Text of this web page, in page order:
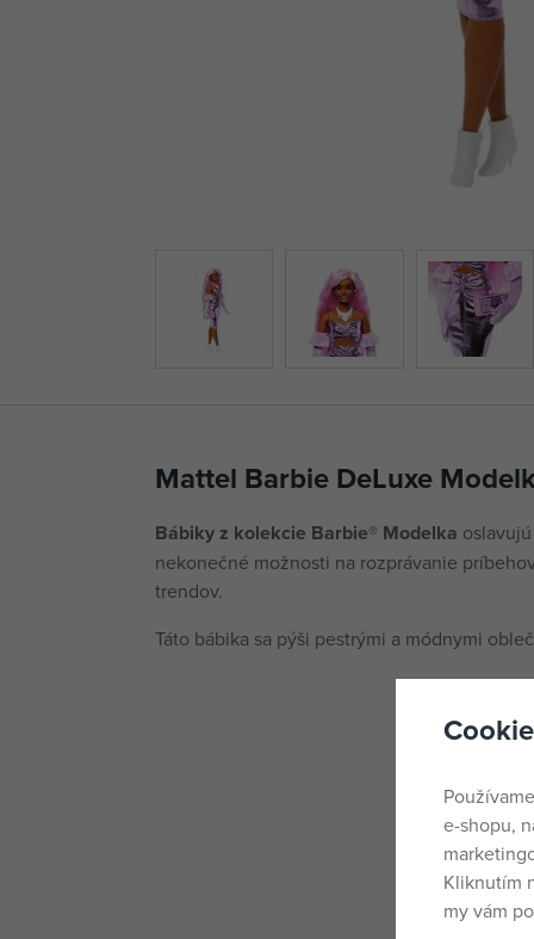
Mattel Barbie DeLuxe
Bábiky z kolekcie Barbie® Modelka
nekonečné možnosti na rozprávanie
trendov.
Táto bábika sa pýši pestrými a módnymi
e-shopu,
Kliknutím
my vám